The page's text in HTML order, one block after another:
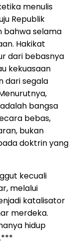
menulis
Republik
bahwa selama
Hakikat
dari bebasnya
kekuasaan
dari segala
bangsa
bebas,
bukan
doktrin yang
kecuali
melalui
katalisator
merdeka.
hidup